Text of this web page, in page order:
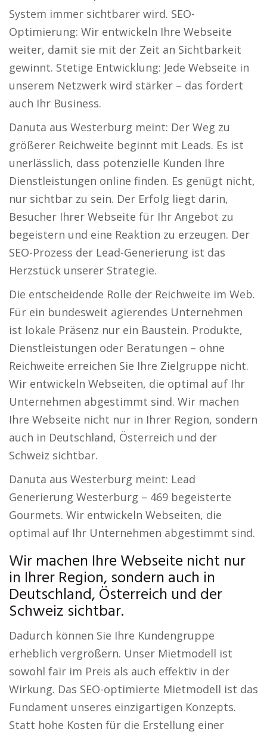
System immer sichtbarer wird. SEO-
Optimierung: Wir entwickeln Ihre Webseite
weiter, damit sie mit der Zeit an Sichtbarkeit
gewinnt. Stetige Entwicklung: Jede Webseite in
unserem Netzwerk wird stärker – das fördert
auch Ihr Business.
Danuta aus Westerburg meint: Der Weg zu
größerer Reichweite beginnt mit Leads. Es ist
unerlässlich, dass potenzielle Kunden Ihre
Dienstleistungen online finden. Es genügt nicht,
nur sichtbar zu sein. Der Erfolg liegt darin,
Besucher Ihrer Webseite für Ihr Angebot zu
begeistern und eine Reaktion zu erzeugen. Der
SEO-Prozess der Lead-Generierung ist das
Herzstück unserer Strategie.
Die entscheidende Rolle der Reichweite im Web.
Für ein bundesweit agierendes Unternehmen
ist lokale Präsenz nur ein Baustein. Produkte,
Dienstleistungen oder Beratungen – ohne
Reichweite erreichen Sie Ihre Zielgruppe nicht.
Wir entwickeln Webseiten, die optimal auf Ihr
Unternehmen abgestimmt sind. Wir machen
Ihre Webseite nicht nur in Ihrer Region, sondern
auch in Deutschland, Österreich und der
Schweiz sichtbar.
Danuta aus Westerburg meint: Lead
Generierung Westerburg – 469 begeisterte
Gourmets. Wir entwickeln Webseiten, die
optimal auf Ihr Unternehmen abgestimmt sind.
Wir machen Ihre Webseite nicht nur
in Ihrer Region, sondern auch in
Deutschland, Österreich und der
Schweiz sichtbar.
Dadurch können Sie Ihre Kundengruppe
erheblich vergrößern. Unser Mietmodell ist
sowohl fair im Preis als auch effektiv in der
Wirkung. Das SEO-optimierte Mietmodell ist das
Fundament unseres einzigartigen Konzepts.
Statt hohe Kosten für die Erstellung einer